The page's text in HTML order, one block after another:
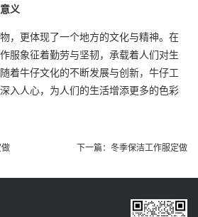
义
，更体现了一个地方的文化与精神。在
服象征着勤劳与坚韧，承载着人们对生
着牛仔文化的不断发展与创新，牛仔工
入人心，为人们的生活增添更多的色彩
下一篇： 冬季保洁工作服定做